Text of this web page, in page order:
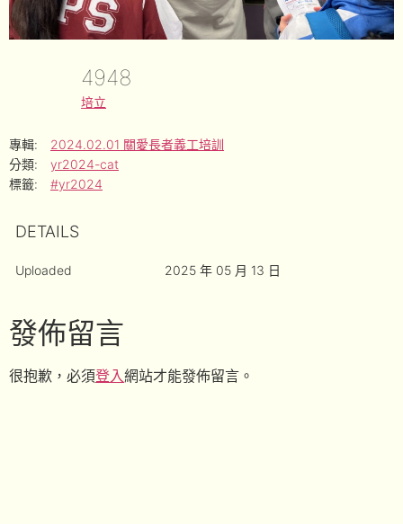
4948
培立
專輯:
2024.02.01 關愛長者義工培訓
分類:
yr2024-cat
標籤:
#yr2024
DETAILS
Uploaded 2025 年 05 月 13 日
發佈留言
很抱歉，必須登入網站才能發佈留言。